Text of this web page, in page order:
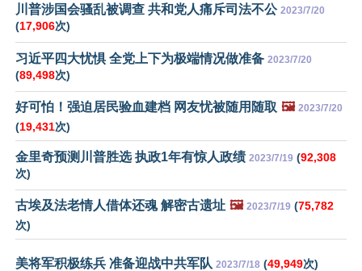
川普涉国会骚乱被调查 共和党人痛斥司法不公 2023/7/20
(17,906次)
习近平四大忧惧 全党上下为极端情况做准备 2023/7/20
(89,498次)
好可怕！强迫居民验血建档 网友忧被随用随取 🖼️ 2023/7/20
(19,431次)
金里奇预测川普胜选 执政1年有惊人政绩 2023/7/19 (92,308
次)
古埃及法老情人借体还魂 解密古遗址 🖼️ 2023/7/19 (75,782
次)
美将军积极练兵 准备迎战中共军队 2023/7/18 (49,949次)